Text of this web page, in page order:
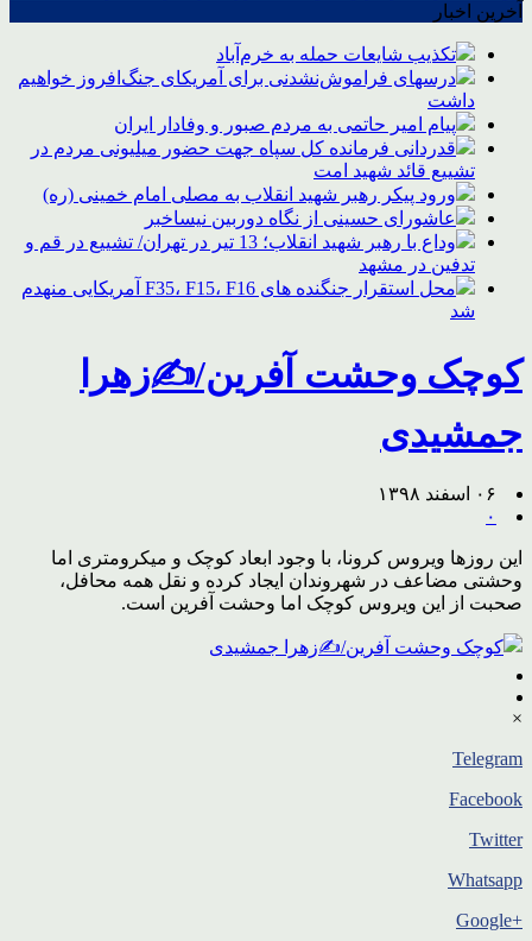
آخرین اخبار
تکذیب شایعات حمله به خرم‌آباد
درسهای فراموش‌نشدنی برای آمریکای جنگ‌افروز خواهیم
داشت
پیام امیر حاتمی به مردم صبور و وفادار ایران
قدردانی فرمانده کل سپاه جهت حضور میلیونی مردم در
تشییع قائد شهید امت
ورود پیکر رهبر شهید انقلاب به مصلی امام خمینی (ره)
عاشورای حسینی از نگاه دوربین نیساخبر
وداع با رهبر شهید انقلاب؛ 13 تیر در تهران/ تشییع در قم و
تدفین در مشهد
محل استقرار جنگنده های F35، F15، F16 آمریکایی منهدم
شد
کوچک وحشت آفرین/✍️زهرا
جمشیدی
۰۶ اسفند ۱۳۹۸
۰
این روزها ویروس کرونا، با وجود ابعاد کوچک و میکرومتری اما
وحشتی مضاعف در شهروندان ایجاد کرده و نقل همه محافل،
صحبت از این ویروس کوچک اما وحشت آفرین است.
×
Telegram
Facebook
Twitter
Whatsapp
+Google